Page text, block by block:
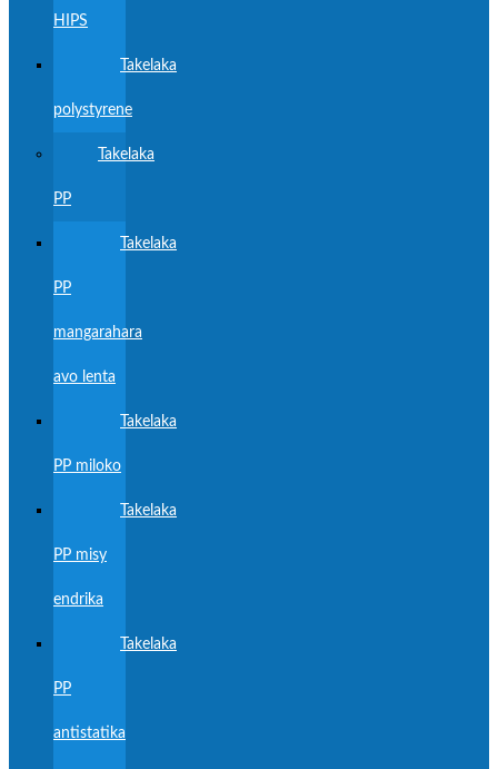
HIPS
Takelaka
polystyrene
Takelaka
PP
Takelaka
PP
mangarahara
avo lenta
Takelaka
PP miloko
Takelaka
PP misy
endrika
Takelaka
PP
antistatika